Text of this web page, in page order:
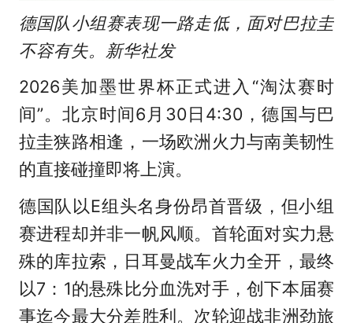
德国队小组赛表现一路走低，面对巴拉圭
不容有失。新华社发
2026美加墨世界杯正式进入“淘汰赛时
间”。北京时间6月30日4:30，德国与巴
拉圭狭路相逢，一场欧洲火力与南美韧性
的直接碰撞即将上演。
德国队以E组头名身份昂首晋级，但小组
赛进程却并非一帆风顺。首轮面对实力悬
殊的库拉索，日耳曼战车火力全开，最终
以7：1的悬殊比分血洗对手，创下本届赛
事迄今最大分差胜利。次轮迎战非洲劲旅